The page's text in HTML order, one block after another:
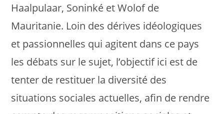
Haalpulaar, Soninké et Wolof de
Mauritanie. Loin des dérives idéologiques
et passionnelles qui agitent dans ce pays
les débats sur le sujet, l’objectif ici est de
tenter de restituer la diversité des
situations sociales actuelles, afin de rendre